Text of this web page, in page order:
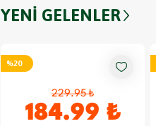
YENİ GELENLER
%20
229.95 ₺
184.99 ₺